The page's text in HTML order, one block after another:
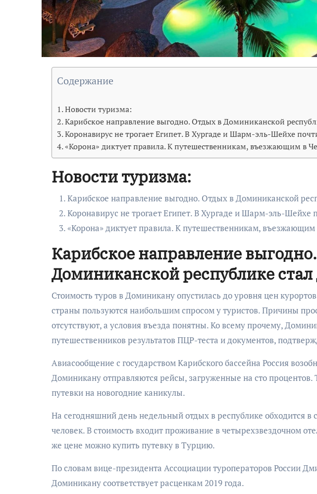
Содержание
Новости туризма:
Карибское направление выгодно. Отдых в Доминиканской
Коронавирус не трогает Египет. В Хургаде и Шарм-эль-Шейхе
«Корона» диктует правила. К путешественникам, въезжающим в
Новости туризма:
Карибское направление выгодно. Отдых в Доминиканской
Коронавирус не трогает Египет. В Хургаде и Шарм-эль-Шейхе
«Корона» диктует правила. К путешественникам,
Карибское направление
Доминиканской республике
Стоимость туров в Доминикану опустилась до уровня цен курортов Турции. На сегодняшний день обе
страны пользуются наибольшим спросом у туристов. Причины
отсутствуют, а условия въезда понятны. Ко всему прочему,
путешественников результатов ПЦР-теста и документов,
Авиасообщение с государством Карибского бассейна Россия
Доминикану отправляются рейсы, загруженные на сто
путевки на новогодние каникулы.
На сегодняшний день недельный отдых в республике обходится в
человек. В стоимость входит проживание в четырехзвездочном
же цене можно купить путевку в Турцию.
По словам вице-президента Ассоциации туроператоров России
Доминикану соответствует расценкам 2019 года.